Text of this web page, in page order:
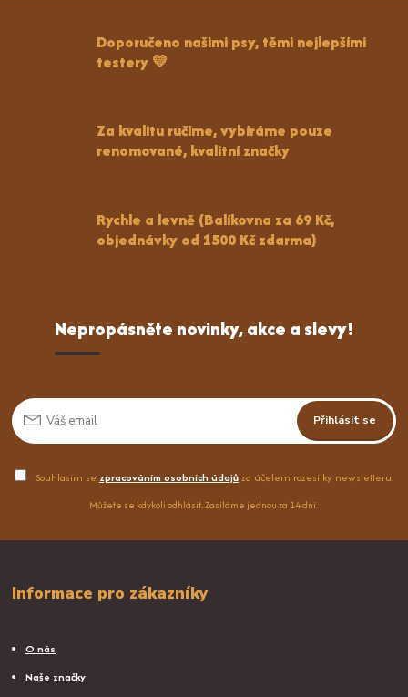
Doporučeno našimi psy, těmi nejlepšími
testery 💛
Za kvalitu ručíme, vybíráme pouze
renomované, kvalitní značky
Rychle a levně (Balíkovna za 69 Kč,
objednávky od 1500 Kč zdarma)
Nepropásněte novinky, akce a slevy!
Přihlásit se
Souhlasím se zpracováním osobních údajůza účelem rozesílky newsletteru.
Můžete se kdykoli odhlásit. Zasíláme jednou za 14 dní.
Informace pro zákazníky
O nás
Naše značky